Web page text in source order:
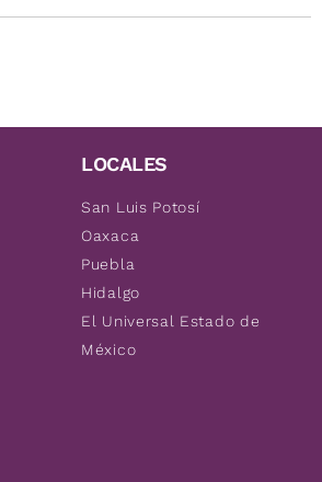
LOCALES
San Luis Potosí
Oaxaca
Puebla
Hidalgo
El Universal Estado de
México